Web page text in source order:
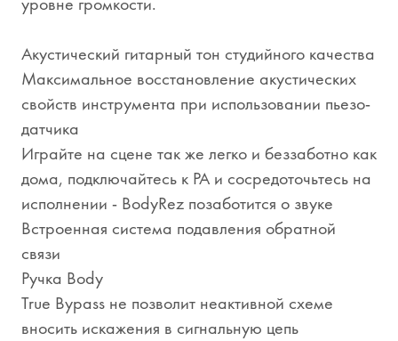
Акустический гитарный тон студийного качества
Максимальное восстановление акустических
свойств инструмента при использовании пьезо-
датчика
Играйте на сцене так же легко и беззаботно как
дома, подключайтесь к PA и сосредоточьтесь на
исполнении - BodyRez позаботится о звуке
Встроенная система подавления обратной
связи
Ручка Body
True Bypass не позволит неактивной схеме
вносить искажения в сигнальную цепь